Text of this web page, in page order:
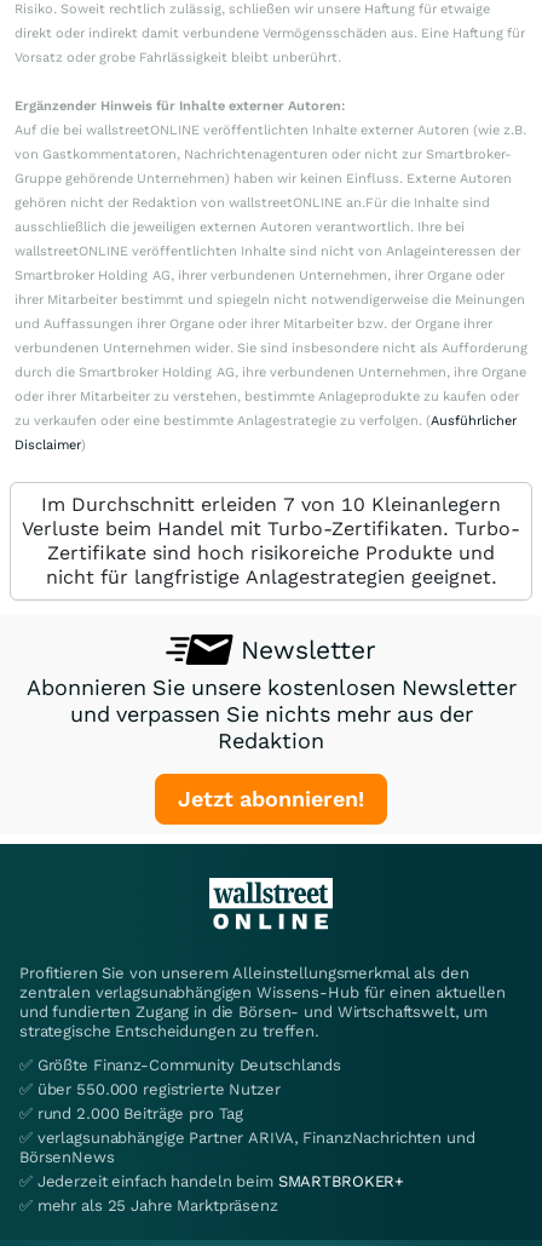
Risiko. Soweit rechtlich zulässig, schließen wir unsere Haftung für etwaige
direkt oder indirekt damit verbundene Vermögensschäden aus. Eine Haftung für
Vorsatz oder grobe Fahrlässigkeit bleibt unberührt.
Ergänzender Hinweis für Inhalte externer Autoren:
Auf die bei wallstreetONLINE veröffentlichten Inhalte externer Autoren (wie z.B.
von Gastkommentatoren, Nachrichtenagenturen oder nicht zur Smartbroker-
Gruppe gehörende Unternehmen) haben wir keinen Einfluss. Externe Autoren
gehören nicht der Redaktion von wallstreetONLINE an.Für die Inhalte sind
ausschließlich die jeweiligen externen Autoren verantwortlich. Ihre bei
wallstreetONLINE veröffentlichten Inhalte sind nicht von Anlageinteressen der
Smartbroker Holding AG, ihrer verbundenen Unternehmen, ihrer Organe oder
ihrer Mitarbeiter bestimmt und spiegeln nicht notwendigerweise die Meinungen
und Auffassungen ihrer Organe oder ihrer Mitarbeiter bzw. der Organe ihrer
verbundenen Unternehmen wider. Sie sind insbesondere nicht als Aufforderung
durch die Smartbroker Holding AG, ihre verbundenen Unternehmen, ihre Organe
oder ihrer Mitarbeiter zu verstehen, bestimmte Anlageprodukte zu kaufen oder
zu verkaufen oder eine bestimmte Anlagestrategie zu verfolgen. (Ausführlicher
Disclaimer)
Im Durchschnitt erleiden 7 von 10 Kleinanlegern
Verluste beim Handel mit Turbo-Zertifikaten. Turbo-
Zertifikate sind hoch risikoreiche Produkte und
nicht für langfristige Anlagestrategien geeignet.
Newsletter
Abonnieren Sie unsere kostenlosen Newsletter
und verpassen Sie nichts mehr aus der
Redaktion
Jetzt abonnieren!
Profitieren Sie von unserem Alleinstellungsmerkmal als den
zentralen verlagsunabhängigen Wissens-Hub für einen aktuellen
und fundierten Zugang in die Börsen- und Wirtschaftswelt, um
strategische Entscheidungen zu treffen.
✅ Größte Finanz-Community Deutschlands
✅ über 550.000 registrierte Nutzer
✅ rund 2.000 Beiträge pro Tag
✅ verlagsunabhängige Partner ARIVA, FinanzNachrichten und
BörsenNews
✅ Jederzeit einfach handeln beim SMARTBROKER+
✅ mehr als 25 Jahre Marktpräsenz